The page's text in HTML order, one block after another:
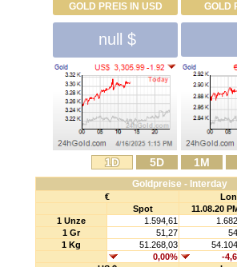
GOLD PREIS IN USD GOLD
null $
1D 5D 1M
Goldpreise - Interday
€
Spot
11.08.20
1 Unze
1.594,61
1 Gr
51,27
1 Kg
51.268,03
0,00%
-